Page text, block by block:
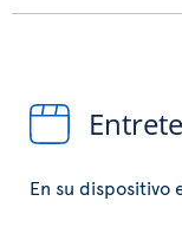
En su dispositivo